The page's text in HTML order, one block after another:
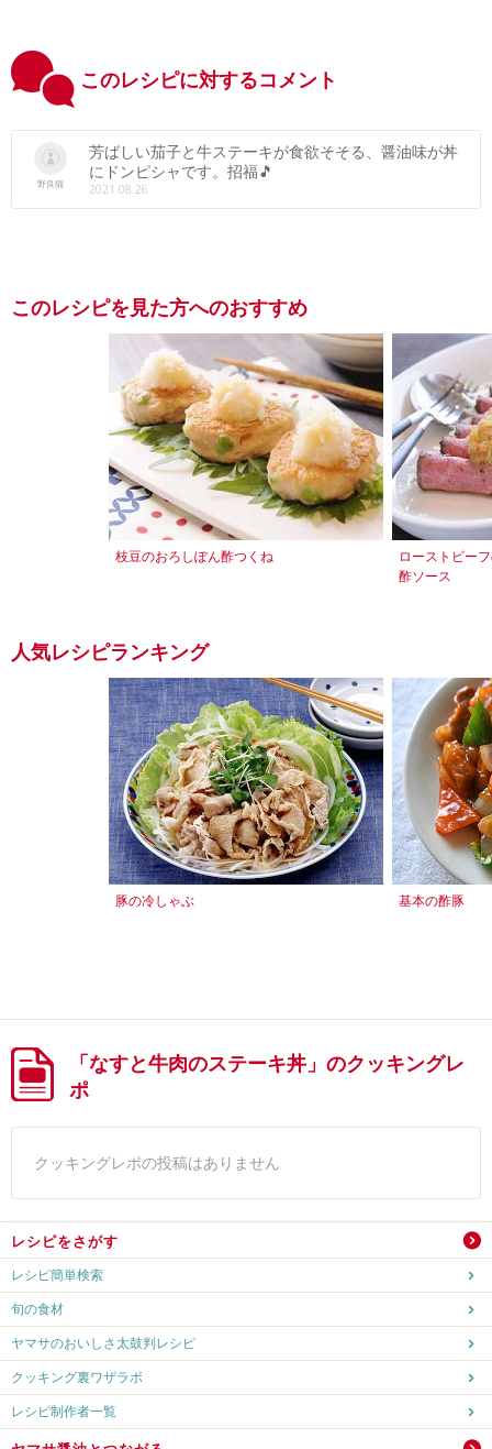
このレシピに対するコメント
野良猫
芳ばしい茄子と牛ステーキが食欲そそる、醤油味が丼
にドンピシャです。招福🎵
2021.08.26
このレシピを見た方へのおすすめ
枝豆のおろしぽん酢つくね
ローストビー
酢ソース
人気レシピランキング
豚の冷しゃぶ 基本の酢豚
「なすと牛肉のステーキ丼」のクッキングレ
ポ
クッキングレポの投稿はありません
レシピをさがす
レシピ簡単検索
旬の食材
ヤマサのおいしさ太鼓判レシピ
クッキング裏ワザラボ
レシピ制作者一覧